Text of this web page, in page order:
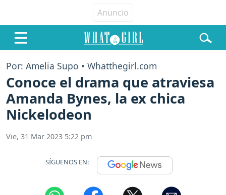
Por: Amelia Supo • Whatthegirl.com
Conoce el drama que atraviesa
Amanda Bynes, la ex chica
Nickelodeon
Vie, 31 Mar 2023 5:22 pm
SÍGUENOS EN: